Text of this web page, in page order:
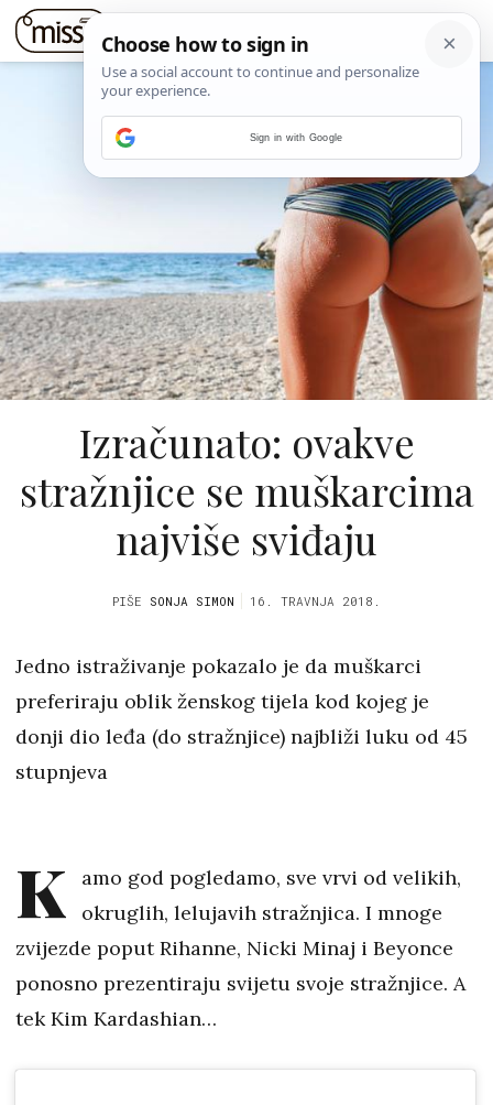
Izračunato: ovakve
stražnjice se muškarcima
najviše sviđaju
PIŠE SONJA SIMON 16. TRAVNJA 2018.
Jedno istraživanje pokazalo je da muškarci
preferiraju oblik ženskog tijela kod kojeg je
donji dio leđa (do stražnjice) najbliži luku od 45
stupnjeva
K
amo god pogledamo, sve vrvi od velikih,
okruglih, lelujavih stražnjica. I mnoge
zvijezde poput Rihanne, Nicki Minaj i Beyonce
ponosno prezentiraju svijetu svoje stražnjice. A
tek Kim Kardashian…
Sign in with Google